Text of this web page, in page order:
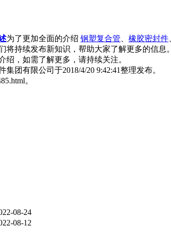
为了更加全面的介绍 钢塑复合管 橡胶密封件
将持续发布新知识，帮助大家了解更多的信息。
绍，如需了解更多，请持续关注。
团有限公司于2018/4/20 9:42:41整理发布。
。
08-24
08-12